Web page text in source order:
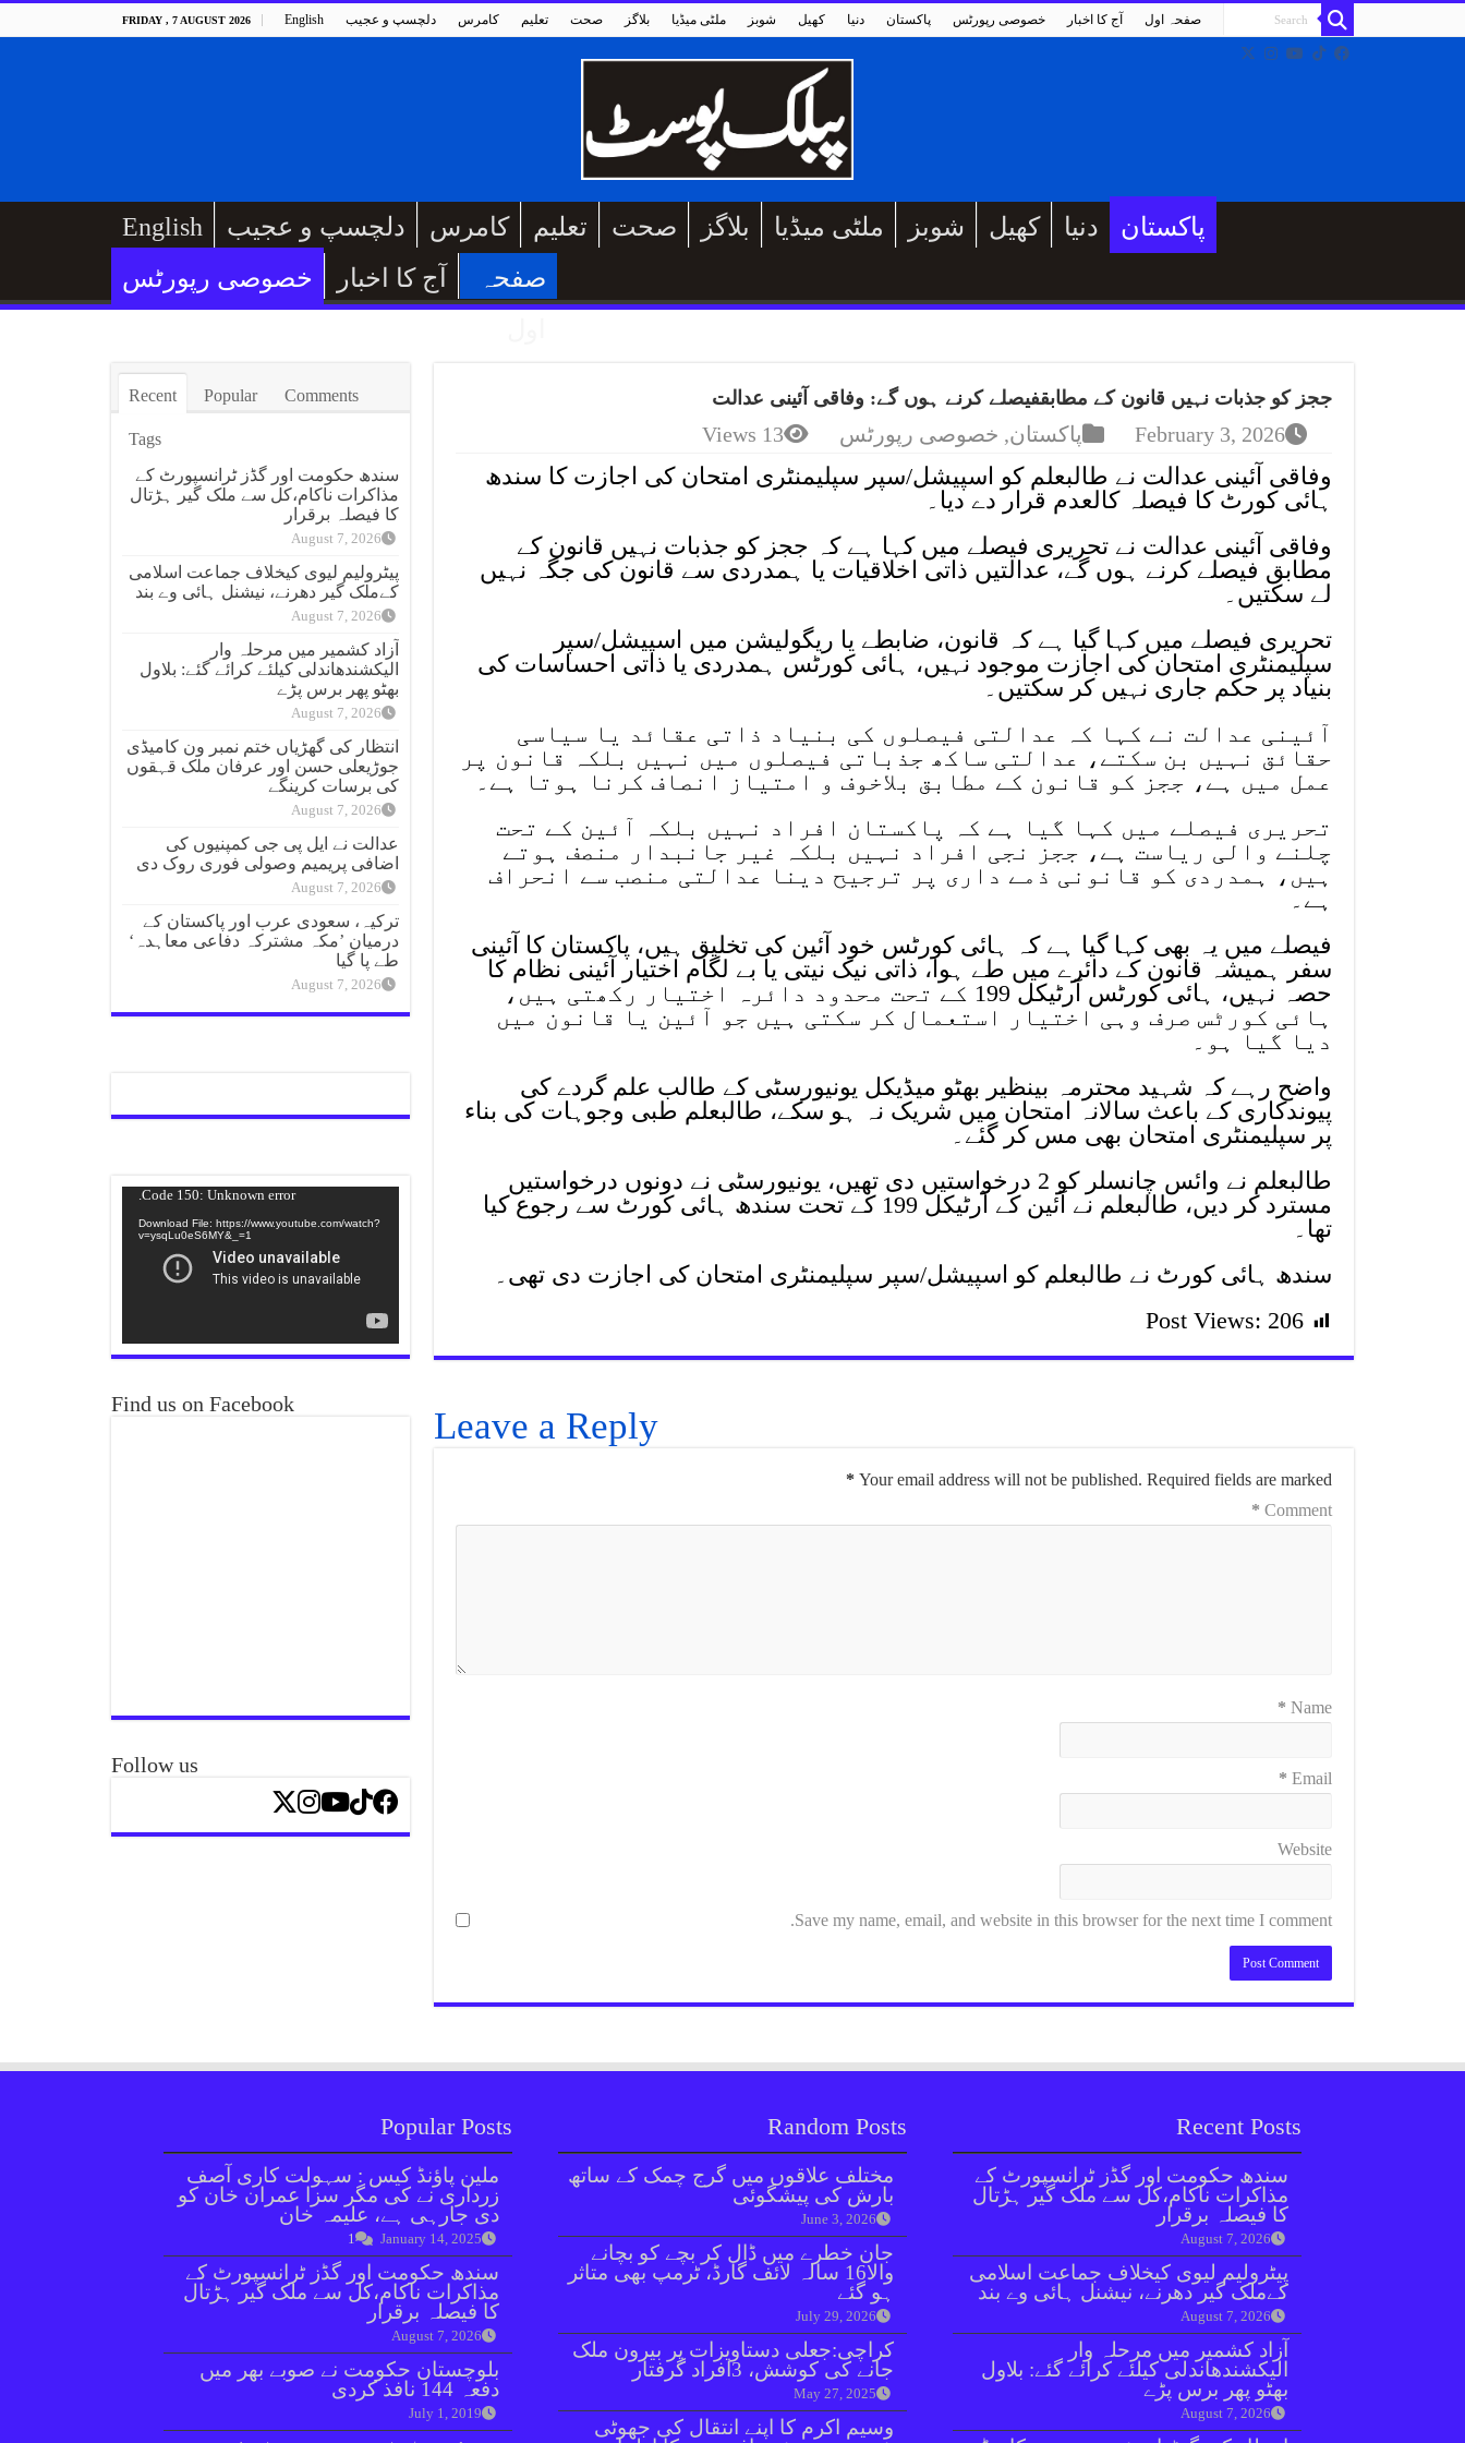
FRIDAY , 7 AUGUST 2026 English دلچسپ و عجیب کامرس تعلیم صحت بلاگز ملٹی میڈیا شوبز کھیل دنیا پاکستان خصوصی رپورٹس آج کا اخبار صفحہ اول
English دلچسپ و عجیب کامرس تعلیم صحت بلاگز ملٹی میڈیا شوبز کھیل دنیا
پاکستان
خصوصی رپورٹس
آج کا اخبار
صفحہ
ججز کو جذبات نہیں قانون کے مطابقفیصلے کرنے ہوں گے: وفاقی آئینی عدالت
February 3, 2026 پاکستان, خصوصی رپورٹس 13 Views
وفاقی آئینی عدالت نے طالبعلم کو اسپیشل/سپر سپلیمنٹری امتحان کی اجازت کا سندھ
ہائی کورٹ کا فیصلہ کالعدم قرار دے دیا۔
وفاقی آئینی عدالت نے تحریری فیصلے میں کہا ہے کہ ججز کو جذبات نہیں قانون کے
مطابق فیصلے کرنے ہوں گے، عدالتیں ذاتی اخلاقیات یا ہمدردی سے قانون کی جگہ نہیں
لے سکتیں۔
تحریری فیصلے میں کہا گیا ہے کہ قانون، ضابطے یا ریگولیشن میں اسپیشل/سپر
سپلیمنٹری امتحان کی اجازت موجود نہیں، ہائی کورٹس ہمدردی یا ذاتی احساسات کی
بنیاد پر حکم جاری نہیں کر سکتیں۔
آئینی عدالت نے کہا کہ عدالتی فیصلوں کی بنیاد ذاتی عقائد یا سیاسی
حقائق نہیں بن سکتے، عدالتی ساکھ جذباتی فیصلوں میں نہیں بلکہ قانون پر
عمل میں ہے، ججز کو قانون کے مطابق بلاخوف و امتیاز انصاف کرنا ہوتا ہے۔
تحریری فیصلے میں کہا گیا ہے کہ پاکستان افراد نہیں بلکہ آئین کے تحت
چلنے والی ریاست ہے، ججز نجی افراد نہیں بلکہ غیر جانبدار منصف ہوتے
ہیں، ہمدردی کو قانونی ذمے داری پر ترجیح دینا عدالتی منصب سے انحراف
ہے۔
فیصلے میں یہ بھی کہا گیا ہے کہ ہائی کورٹس خود آئین کی تخلیق ہیں، پاکستان کا آئینی
سفر ہمیشہ قانون کے دائرے میں طے ہوا، ذاتی نیک نیتی یا بے لگام اختیار آئینی نظام کا
حصہ نہیں، ہائی کورٹس آرٹیکل 199 کے تحت محدود دائرہ اختیار رکھتی ہیں،
ہائی کورٹس صرف وہی اختیار استعمال کر سکتی ہیں جو آئین یا قانون میں
دیا گیا ہو۔
واضح رہے کہ شہید محترمہ بینظیر بھٹو میڈیکل یونیورسٹی کے طالب علم گردے کی
پیوندکاری کے باعث سالانہ امتحان میں شریک نہ ہو سکے، طالبعلم طبی وجوہات کی بناء
پر سپلیمنٹری امتحان بھی مس کر گئے۔
طالبعلم نے وائس چانسلر کو 2 درخواستیں دی تھیں، یونیورسٹی نے دونوں درخواستیں
مسترد کر دیں، طالبعلم نے آئین کے آرٹیکل 199 کے تحت سندھ ہائی کورٹ سے رجوع کیا
تھا۔
سندھ ہائی کورٹ نے طالبعلم کو اسپیشل/سپر سپلیمنٹری امتحان کی اجازت دی تھی۔
Post Views: 206
Leave a Reply
Your email address will not be published. Required fields are marked
*
Comment
*
Name
*
Email
*
Website
Save my name, email, and website in this browser for the next time I comment.
Recent Popular Comments
Tags
سندھ حکومت اور گڈز ٹرانسپورٹ کے
مذاکرات ناکام،کل سے ملک گیر ہڑتال
کا فیصلہ برقرار
August 7, 2026
پیٹرولیم لیوی کیخلاف جماعت اسلامی
کےملک گیر دھرنے، نیشنل ہائی وے بند
August 7, 2026
آزاد کشمیر میں مرحلہ وار
الیکشندھاندلی کیلئے کرائے گئے: بلاول
بھٹو پھر برس پڑے
August 7, 2026
انتظار کی گھڑیاں ختم نمبر ون کامیڈی
جوڑیعلی حسن اور عرفان ملک قہقوں
کی برسات کرینگے
August 7, 2026
عدالت نے ایل پی جی کمپنیوں کی
اضافی پریمیم وصولی فوری روک دی
August 7, 2026
ترکیہ، سعودی عرب اور پاکستان کے
درمیان ’مکہ مشترکہ دفاعی معاہدہ‘
طے پا گیا
August 7, 2026
Code 150: Unknown error.
Download File: https://www.youtube.com/watch?
v=ysqLu0eS6MY&_=1
Find us on Facebook
Follow us
Popular Posts
ملین پاؤنڈ کیس : سہولت کاری آصف
زرداری نے کی مگر سزا عمران خان کو
دی جارہی ہے، علیمہ خان
January 14, 2025
1
سندھ حکومت اور گڈز ٹرانسپورٹ کے
مذاکرات ناکام،کل سے ملک گیر ہڑتال
کا فیصلہ برقرار
August 7, 2026
بلوچستان حکومت نے صوبے بھر میں
دفعہ 144 نافذ کردی
July 1, 2019
Random Posts
مختلف علاقوں میں گرج چمک کے ساتھ
بارش کی پیشگوئی
June 3, 2026
جان خطرے میں ڈال کر بچے کو بچانے
والا16 سالہ لائف گارڈ، ٹرمپ بھی متاثر
ہو گئے
July 29, 2026
کراچی:جعلی دستاویزات پر بیرون ملک
جانے کی کوشش، 3افراد گرفتار
May 27, 2025
وسیم اکرم کا اپنے انتقال کی جھوٹی
Recent Posts
سندھ حکومت اور گڈز ٹرانسپورٹ کے
مذاکرات ناکام،کل سے ملک گیر ہڑتال
کا فیصلہ برقرار
August 7, 2026
پیٹرولیم لیوی کیخلاف جماعت اسلامی
کےملک گیر دھرنے، نیشنل ہائی وے بند
August 7, 2026
آزاد کشمیر میں مرحلہ وار
الیکشندھاندلی کیلئے کرائے گئے: بلاول
بھٹو پھر برس پڑے
August 7, 2026